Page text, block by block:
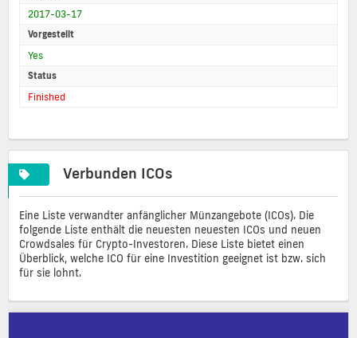
2017-03-17
Vorgestellt
Yes
Status
Finished
Verbunden ICOs
Eine Liste verwandter anfänglicher Münzangebote (ICOs). Die
folgende Liste enthält die neuesten neuesten ICOs und neuen
Crowdsales für Crypto-Investoren. Diese Liste bietet einen
Überblick, welche ICO für eine Investition geeignet ist bzw. sich
für sie lohnt.